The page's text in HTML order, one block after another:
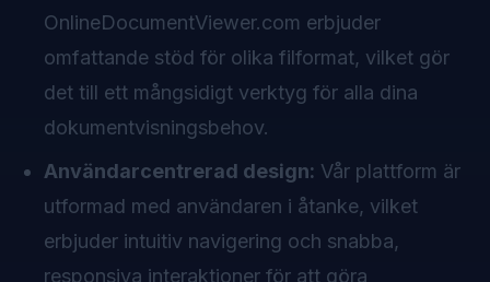
OnlineDocumentViewer.com erbjuder
omfattande stöd för olika filformat, vilket gör
det till ett mångsidigt verktyg för alla dina
dokumentvisningsbehov.
Användarcentrerad design: Vår plattform är
utformad med användaren i åtanke, vilket
erbjuder intuitiv navigering och snabba,
responsiva interaktioner för att göra